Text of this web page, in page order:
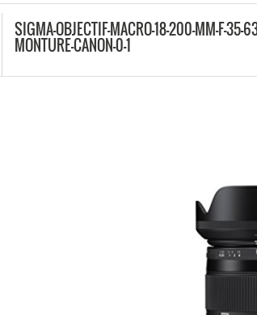
SIGMA-OBJECTIF-MACRO-18-200-MM-F-35-
MONTURE-CANON-0-1